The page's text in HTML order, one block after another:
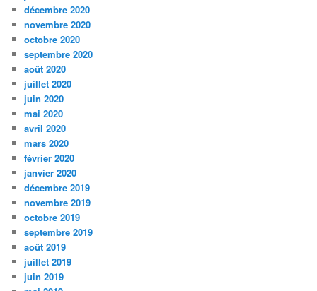
décembre 2020
novembre 2020
octobre 2020
septembre 2020
août 2020
juillet 2020
juin 2020
mai 2020
avril 2020
mars 2020
février 2020
janvier 2020
décembre 2019
novembre 2019
octobre 2019
septembre 2019
août 2019
juillet 2019
juin 2019